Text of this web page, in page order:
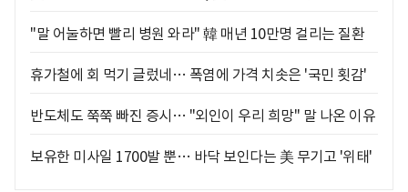
"말 어눌하면 빨리 병원 와라" 韓 매년 10만명 걸리는 질환
휴가철에 회 먹기 글렀네… 폭염에 가격 치솟은 '국민 횟감'
반도체도 쭉쭉 빠진 증시… "외인이 우리 희망" 말 나온 이유
보유한 미사일 1700발 뿐… 바닥 보인다는 美 무기고 '위태'